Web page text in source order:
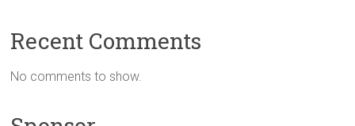
Recent Comments
No comments to show.